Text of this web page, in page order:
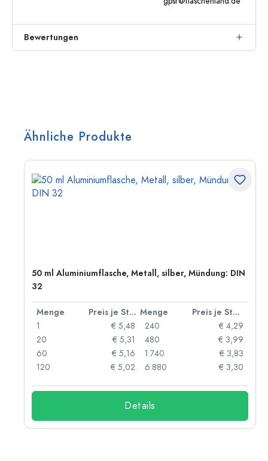
Bewertungen
Ähnliche Produkte
50 ml Aluminiumflasche, Metall, silber, Mündung: DIN
32
Menge Preis je Stück Menge
Preis je Stück
1
€ 5,48
20
€ 5,31
60
€ 5,16
120
€ 5,02
240
€ 4,29
480
€ 3,99
1.740
€ 3,83
6.880
€ 3,30
Details